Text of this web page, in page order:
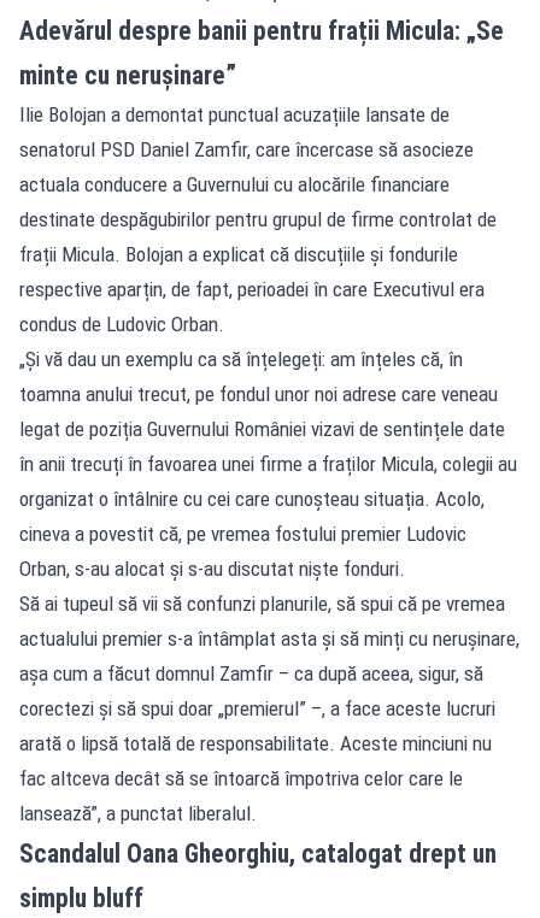
Adevărul despre banii pentru frații Micula: „Se
minte cu nerușinare”
Ilie Bolojan a demontat punctual acuzațiile lansate de
senatorul PSD Daniel Zamfir, care încercase să asocieze
actuala conducere a Guvernului cu alocările financiare
destinate despăgubirilor pentru grupul de firme controlat de
frații Micula. Bolojan a explicat că discuțiile și fondurile
respective aparțin, de fapt, perioadei în care Executivul era
condus de Ludovic Orban.
„Și vă dau un exemplu ca să înțelegeți: am înțeles că, în
toamna anului trecut, pe fondul unor noi adrese care veneau
legat de poziția Guvernului României vizavi de sentințele date
în anii trecuți în favoarea unei firme a fraților Micula, colegii au
organizat o întâlnire cu cei care cunoșteau situația. Acolo,
cineva a povestit că, pe vremea fostului premier Ludovic
Orban, s-au alocat și s-au discutat niște fonduri.
Să ai tupeul să vii să confunzi planurile, să spui că pe vremea
actualului premier s-a întâmplat asta și să minți cu nerușinare,
așa cum a făcut domnul Zamfir – ca după aceea, sigur, să
corectezi și să spui doar „premierul” –, a face aceste lucruri
arată o lipsă totală de responsabilitate. Aceste minciuni nu
fac altceva decât să se întoarcă împotriva celor care le
lansează”, a punctat liberalul.
Scandalul Oana Gheorghiu, catalogat drept un
simplu bluff